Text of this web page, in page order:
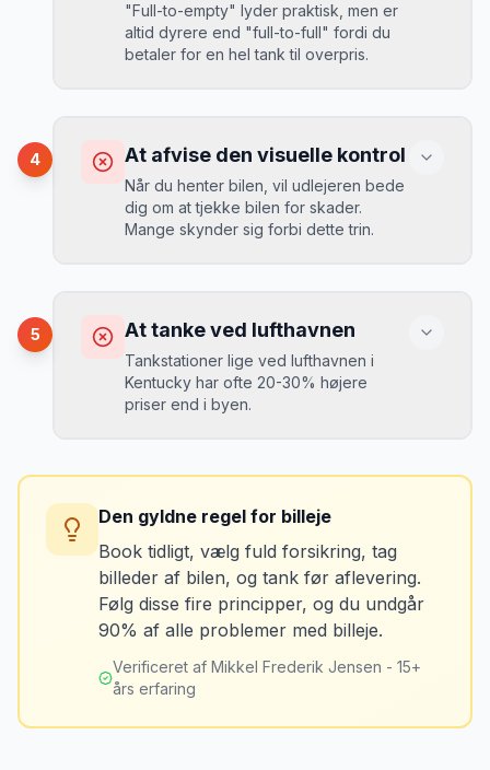
Kentucky stige fra 189 kr/dag til 349
kr/dag på bare 2 uger. Book tidligt!
Løsning
Book altid med fuld kaskoforsikring uden
MJ
Mikkels erfaring September 2023
“ En lille bule i døren kostede mig 8.000
kr. i selvrisiko. Siden har jeg altid
"Full-to-empty" lyder praktisk, men er
altid dyrere end "full-to-full" fordi du
betaler for en hel tank til overpris.
Du betaler 20-30% mere for brændstof,
da udlejeren tager høje benzinpriser.
Løsning
4 At afvise den visuelle kontrol
Når du henter bilen, vil udlejeren bede
dig om at tjekke bilen for skader.
Mange skynder sig forbi dette trin.
Du kan blive opkrævet for skader, der
var der før du fik bilen.
Løsning
brændstofmåleren.
MJ
Mikkels erfaring Oktober 2024
“Jeg fotograferer altid bilen fra alle
vinkler ved afhentning. Det har reddet
5 At tanke ved lufthavnen
Tankstationer lige ved lufthavnen i
Kentucky har ofte 20-30% højere
priser end i byen.
sidste tankning.
Tank bilen op et par kilometer fra
lufthavnen dagen før aflevering. Priserne
er markant lavere.
Den gyldne regel for billeje
Book tidligt, vælg fuld forsikring, tag
billeder af bilen, og tank før aflevering.
Følg disse fire principper, og du undgår
90% af alle problemer med billeje.
Verificeret af Mikkel Frederik Jensen - 15+
års erfaring